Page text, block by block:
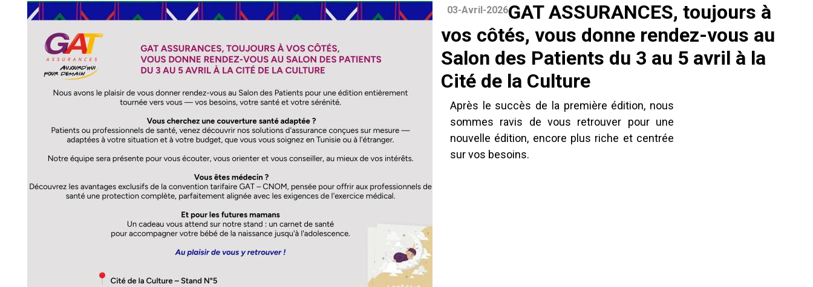
03-Avril-2026GAT ASSURANCES, toujours à
vos côtés, vous donne rendez-vous au
Salon des Patients du 3 au 5 avril à la
Cité de la Culture
Après le succès de la première édition, nous
sommes ravis de vous retrouver pour une
nouvelle édition, encore plus riche et centrée
sur vos besoins.